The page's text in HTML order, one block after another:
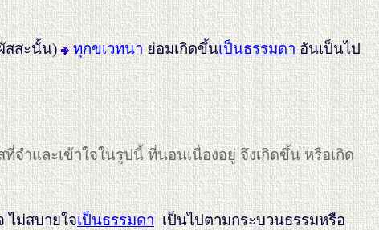
สสะนั้น) ทุกขเวทนาย่อมเกิดขึ้นเป็นธรรมดาอันเป็นไป
ที่จำและเข้าใจในรูปนี้ ที่นอนเนื่องอยู่ จึงเกิดขึ้น หรือเกิด
ไม่สบายใจเป็นธรรมดาเป็นไปตามกระบวนธรรมหรือ